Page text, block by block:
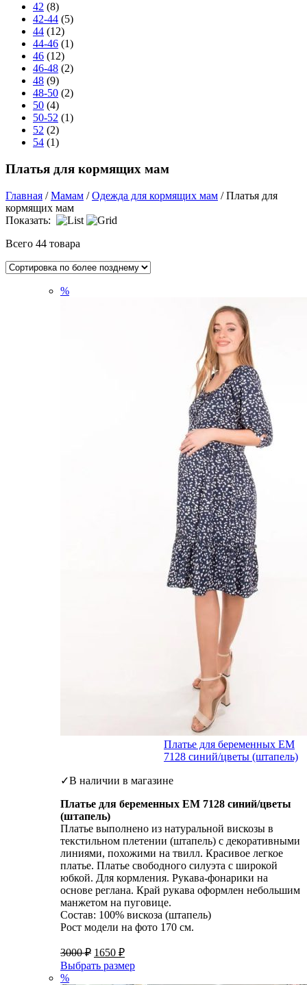
42 (8)
42-44 (5)
44 (12)
44-46 (1)
46 (12)
46-48 (2)
48 (9)
48-50 (2)
50 (4)
50-52 (1)
52 (2)
54 (1)
Платья для кормящих мам
Главная /Мамам /Одежда для кормящих мам / Платья для
кормящих мам
Показать:
Всего 44 товара
%
Платье для беременных ЕМ
7128 синий/цветы (штапель)
✓В наличии в магазине
Платье для беременных ЕМ 7128 синий/цветы
(штапель)
Платье выполнено из натуральной вискозы в
текстильном плетении (штапель) с декоративными
линиями, похожими на твилл. Красивое легкое
платье. Платье свободного силуэта с широкой
юбкой. Для кормления. Рукава-фонарики на
основе реглана. Край рукава оформлен небольшим
манжетом на пуговице.
Состав: 100% вискоза (штапель)
Рост модели на фото 170 см.
3000₽ 1650 ₽
Выбрать размер
%